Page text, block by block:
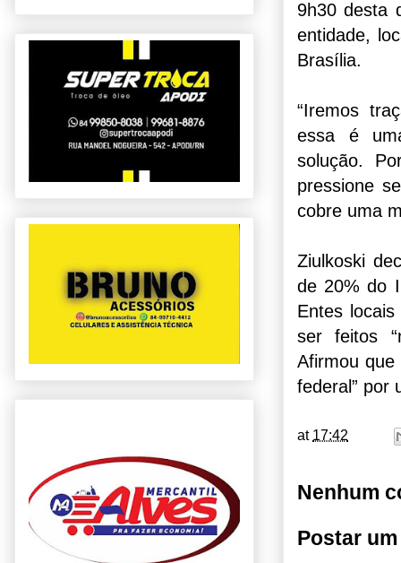
9h30 desta
entidade,
Brasília.
“Iremos
essa é
solução.
pressione
cobre uma
Ziulkoski
de 20% do
Entes
ser feitos
Afirmou
federal” por
at 17:42
Nenhum
Postar